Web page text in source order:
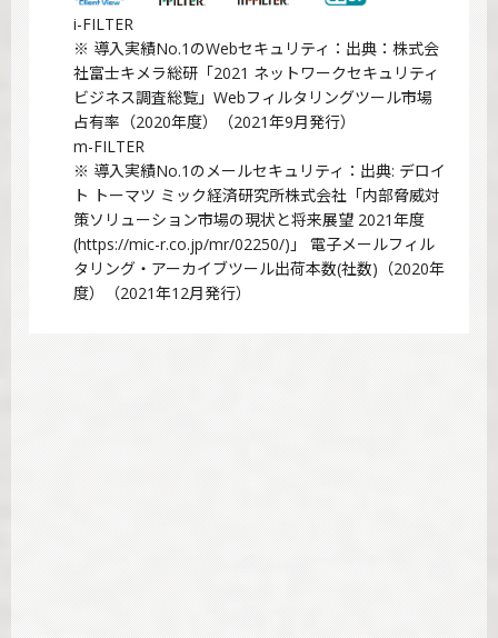
i-FILTER
※ 導入実績No.1のWebセキュリティ：出典：株式会
社富士キメラ総研「2021 ネットワークセキュリティ
ビジネス調査総覧」Webフィルタリングツール市場
占有率（2020年度）（2021年9月発行）
m-FILTER
※ 導入実績No.1のメールセキュリティ：出典: デロイ
ト トーマツ ミック経済研究所株式会社「内部脅威対
策ソリューション市場の現状と将来展望 2021年度
(https://mic-r.co.jp/mr/02250/)」 電子メールフィル
タリング・アーカイブツール出荷本数(社数)（2020年
度）（2021年12月発行）